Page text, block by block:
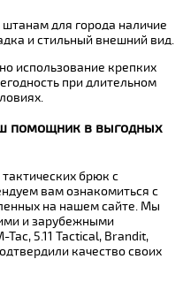
для города наличие
и стильный внешний вид.
использование крепких
при длительном
помощник в выгодных
брюк с
вам ознакомиться с
на нашем сайте. Мы
и зарубежными
5.11 Tactical, Brandit,
качество своих